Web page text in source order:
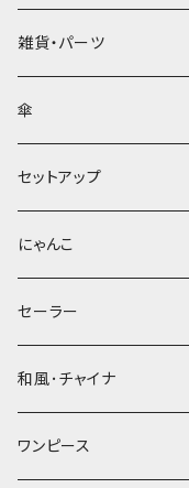
雑貨・パーツ
傘
セットアップ
にゃんこ
セーラー
和風･チャイナ
ワンピース